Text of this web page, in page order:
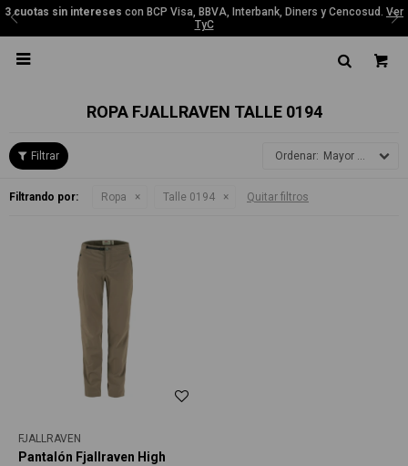
3 cuotas sin intereses con BCP Visa, BBVA, Interbank, Diners y Cencosud. Ver
TyC

ROPA FJALLRAVEN TALLE 0194
Mayor precio
Filtrando por: Ropa Talle 0194 Quitar filtros
FJALLRAVEN
Pantalón Fjallraven High